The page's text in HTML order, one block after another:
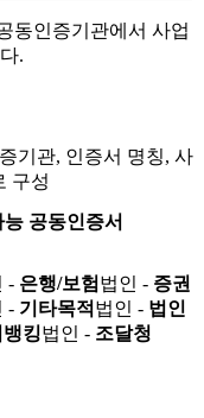
동인증기관에서 사업
.
기관, 인증서 명칭, 사
구성
공동인증서
- 은행/보험 법인 - 증권
- 기타목적 법인 - 법인
킹법인 - 조달청